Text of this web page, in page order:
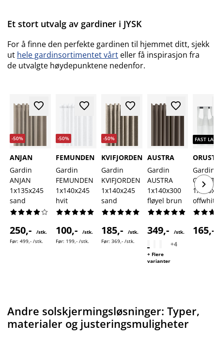
Et stort utvalg av gardiner i JYSK
For å finne den perfekte gardinen til hjemmet ditt, sjekk
ut hele gardinsortimentet vårt eller få inspirasjon fra
de utvalgte høydepunktene nedenfor.
-50%
ANJAN
Gardin
ANJAN
1x135x245
sand
250,-
/stk.
Før: 499,- /stk.
-50%
FEMUNDEN
Gardin
FEMUNDEN
1x140x245
hvit
100,-
/stk.
Før: 199,- /stk.
-50%
KVIFJORDEN
Gardin
KVIFJORDEN
1x140x245
sand
185,-
/stk.
Før: 369,- /stk.
AUSTRA
Gardin
AUSTRA
1x140x300
fløyel brun
349,- /stk.
+4
+ Flere
varianter
FAST
ORUST
Gardin
ORUST
165,-
Andre solskjermingsløsninger: Typer,
materialer og justeringsmuligheter